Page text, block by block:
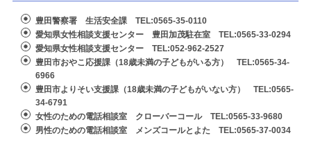
豊田警察署 生活安全課 TEL:0565-35-0110
愛知県女性相談支援センター 豊田加茂駐在室 TEL:0565-33-0294
愛知県女性相談支援センター TEL:052-962-2527
豊田市おやこ応援課（18歳未満の子どもがいる方） TEL:0565-34-
6966
豊田市よりそい支援課（18歳未満の子どもがいない方） TEL:0565-
34-6791
女性のための電話相談室 クローバーコール TEL:0565-33-9680
男性のための電話相談室 メンズコールとよた TEL:0565-37-0034